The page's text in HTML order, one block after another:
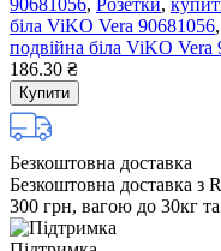
біла ViKO Vera 90681056,
подвійна біла ViKO Vera
186.30 ₴
Купити
Безкоштовна доставка
Безкоштовна доставка з
300 грн, вагою до 30кг